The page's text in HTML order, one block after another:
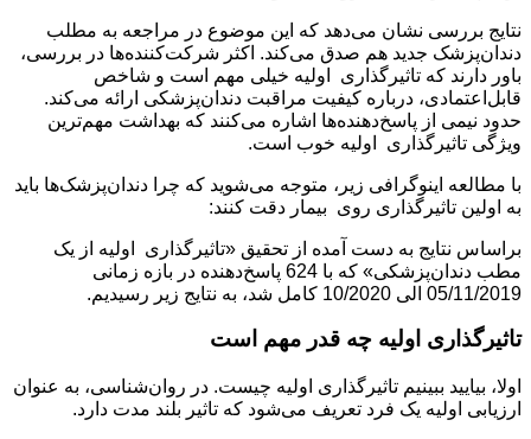
نتایج بررسی نشان می‌دهد که این موضوع در مراجعه به مطلب
دندان‌پزشک جدید هم صدق می‌کند. اکثر شرکت‌کننده‌ها در بررسی،
باور دارند که تاثیر‌گذاری اولیه خیلی مهم است و شاخص
قابل‌اعتمادی، درباره کیفیت مراقبت دندان‌پزشکی ارائه می‌کند.
حدود نیمی از پاسخ‌دهنده‌ها اشاره می‌کنند که بهداشت مهم‌ترین
ویژگی تاثیر‌گذاری اولیه خوب است.
با مطالعه اینوگرافی زیر، متوجه می‌شوید که چرا دندان‌پزشک‌ها باید
به اولین تاثیر‌گذاری روی بیمار دقت کنند:
براساس نتایج به دست آمده از تحقیق «تاثیر‌گذاری اولیه از یک
مطب دندان‌پزشکی» که با 624 پاسخ‌دهنده در بازه زمانی
05/11/2019 الی 10/2020 کامل شد، به نتایج زیر رسیدیم.
تاثیر‌گذاری اولیه چه قدر مهم است
اولا، بیایید ببینیم تاثیر‌گذاری اولیه چیست. در روان‌شناسی، به عنوان
ارزیابی اولیه یک فرد تعریف می‌شود که تاثیر بلند مدت دارد.